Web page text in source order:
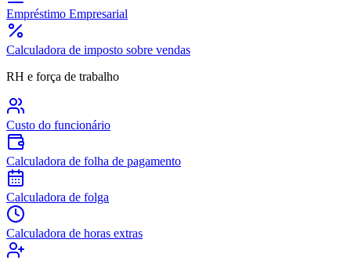
Empréstimo Empresarial
Calculadora de imposto sobre vendas
RH e força de trabalho
Custo do funcionário
Calculadora de folha de pagamento
Calculadora de folga
Calculadora de horas extras